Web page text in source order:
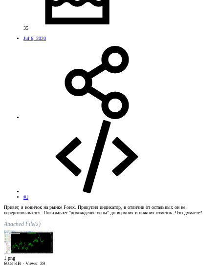
35
Jul 6, 2020
#1
Привет, я новичок на рынке Forex. Прикупил индикатор, в отличии от остальных он не
перерисовывается. Показывает "дохождение цены" до верхних и нижних отметок. Что думаете?
Attached File(s)
1.png
60.8 KB · Views: 39